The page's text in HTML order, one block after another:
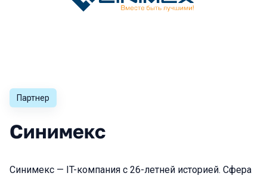
Партнер
Синимекс
Синимекс — IT-компания с 26-летней историей. Сфера